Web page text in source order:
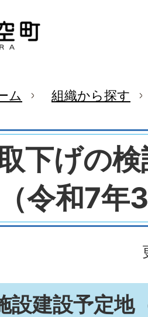
ム 組織から探す
下げの
令和7年
設建設予定地